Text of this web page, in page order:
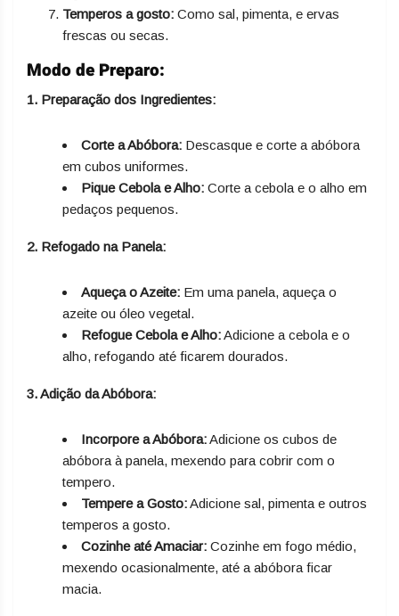
Temperos a gosto: Como sal, pimenta, e ervas
frescas ou secas.
Modo de Preparo:
1. Preparação dos Ingredientes:
Corte a Abóbora: Descasque e corte a abóbora
em cubos uniformes.
Pique Cebola e Alho: Corte a cebola e o alho em
pedaços pequenos.
2. Refogado na Panela:
Aqueça o Azeite: Em uma panela, aqueça o
azeite ou óleo vegetal.
Refogue Cebola e Alho:Adicione a cebola e o
alho, refogando até ficarem dourados.
3. Adição da Abóbora:
Incorpore a Abóbora:Adicione os cubos de
abóbora à panela, mexendo para cobrir com o
tempero.
Tempere a Gosto:Adicione sal, pimenta e outros
temperos a gosto.
Cozinhe até Amaciar: Cozinhe em fogo médio,
mexendo ocasionalmente, até a abóbora ficar
macia.